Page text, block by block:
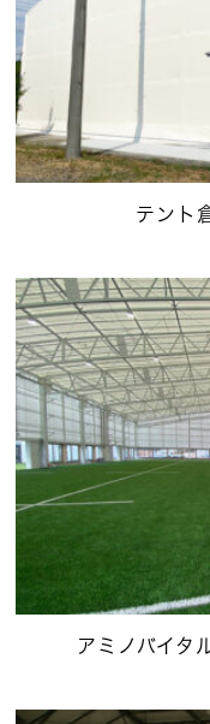
テント
アミノバイタ